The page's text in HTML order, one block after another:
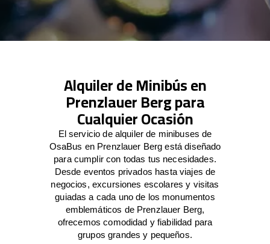
Alquiler de Minibús en
Prenzlauer Berg para
Cualquier Ocasión
El servicio de alquiler de minibuses de
OsaBus en Prenzlauer Berg está diseñado
para cumplir con todas tus necesidades.
Desde eventos privados hasta viajes de
negocios, excursiones escolares y visitas
guiadas a cada uno de los monumentos
emblemáticos de Prenzlauer Berg,
ofrecemos comodidad y fiabilidad para
grupos grandes y pequeños.